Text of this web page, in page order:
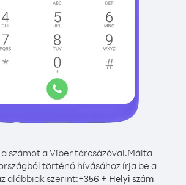
számot a Viber tárcsázóval.Málta
történő hívásához írja be a
alábbiak szerint:+356 + Helyi szám